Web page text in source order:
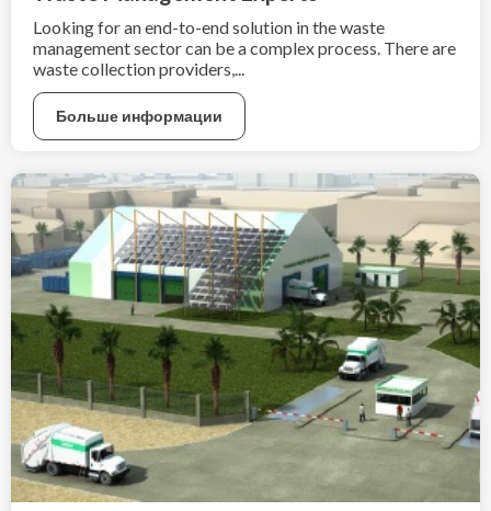
Looking for an end-to-end solution in the waste
management sector can be a complex process. There are
waste collection providers,...
Больше информации